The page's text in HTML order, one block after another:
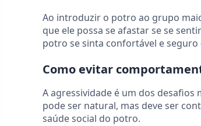
Ao introduzir o potro ao grupo
que ele possa se afastar se se
potro se sinta confortável e seguro
Como evitar
A agressividade é um dos
pode ser natural, mas deve ser
saúde social do potro.